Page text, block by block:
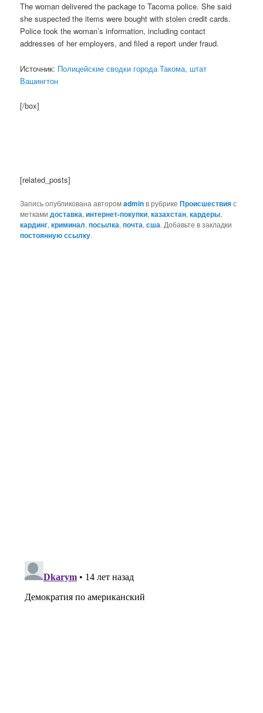
The woman delivered the package to Tacoma police. She said
she suspected the items were bought with stolen credit cards.
Police took the woman’s information, including contact
addresses of her employers, and filed a report under fraud.
Источник: Полицейские сводки города Такома, штат
Вашингтон
[/box]
[related_posts]
Запись опубликована авторомadminв рубрикеПроисшествияс
меткамидоставка,интернет-покупки,казахстан,кардеры,
кардинг,криминал,посылка,почта,сша. Добавьте в закладки
постоянную ссылку.